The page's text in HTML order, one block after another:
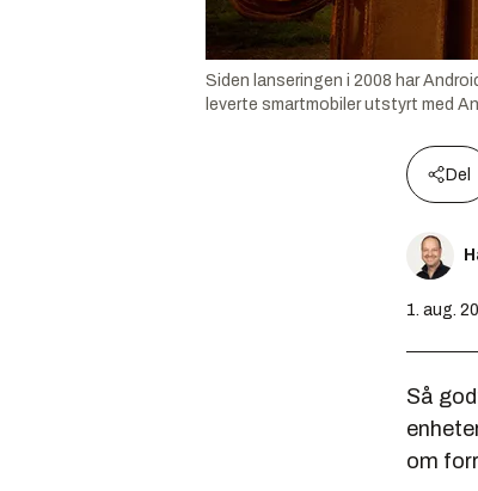
Siden lanseringen i 2008 har
leverte smartmobiler utstyrt med
Del
1. aug.
Så
om